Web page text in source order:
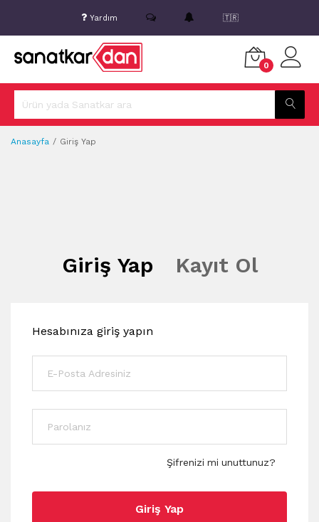
Yardım 🇹🇷
0
Anasayfa Giriş Yap
Giriş Yap Kayıt Ol
Hesabınıza giriş yapın
Şifrenizi mi unuttunuz?
Giriş Yap